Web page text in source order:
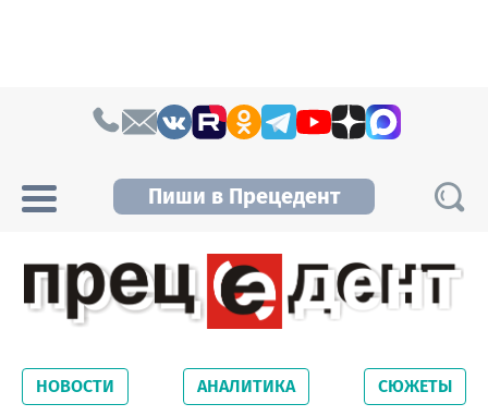
Пиши в Прецедент
Новосибирской области. Читайте свежие
новости на сайте сетевого издания
НОВОСТИ АНАЛИТИКА СЮЖЕТЫ